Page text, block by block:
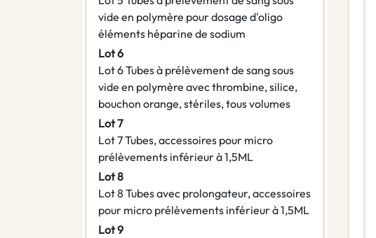
vide en polymère pour dosage d'oligo
éléments héparine de sodium
Lot 6
Lot 6 Tubes à prélèvement de sang sous
vide en polymère avec thrombine, silice,
bouchon orange, stériles, tous volumes
Lot 7
Lot 7 Tubes, accessoires pour micro
prélèvements inférieur à 1,5ML
Lot 8
Lot 8 Tubes avec prolongateur, accessoires
pour micro prélèvements inférieur à 1,5ML
Lot 9